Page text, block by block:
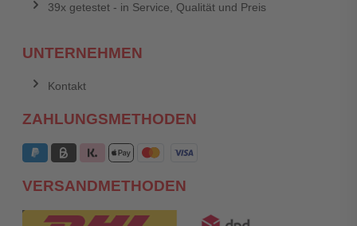
39x getestet - in Service, Qualität und Preis
UNTERNEHMEN
Kontakt
ZAHLUNGSMETHODEN
VERSANDMETHODEN